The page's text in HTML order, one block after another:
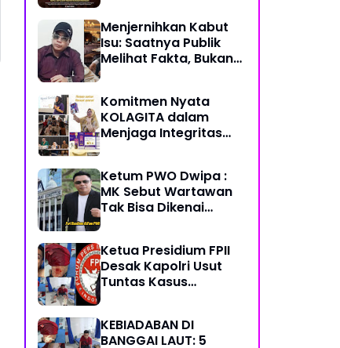
Semoga Selalu Sehat
Sukses Berkah Umur
Menjernihkan Kabut
Isu: Saatnya Publik
Melihat Fakta, Bukan
Komitmen Nyata
KOLAGITA dalam
Menjaga Integritas
Ketum PWO Dwipa :
MK Sebut Wartawan
Tak Bisa Dikenai
Profesi. Aparat Hukum
Diminta Patuhi
Ketua Presidium FPII
Desak Kapolri Usut
Tuntas Kasus
KEBIADABAN DI
BANGGAI LAUT: 5